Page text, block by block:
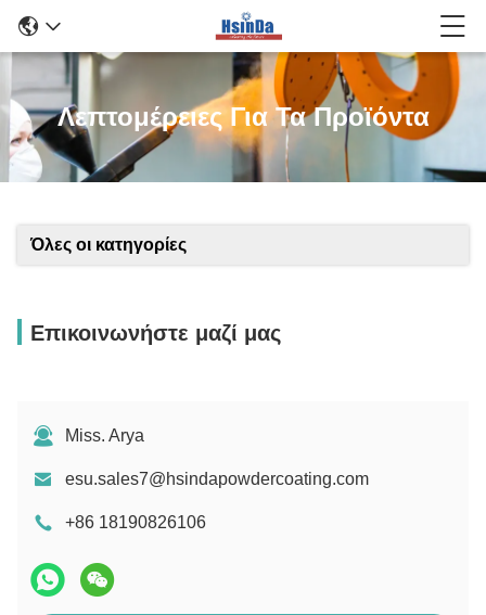
Λεπτομέρειες Για Τα Προϊόντα
Όλες οι κατηγορίες
Επικοινωνήστε μαζί μας
Miss. Arya
esu.sales7@hsindapowdercoating.com
+86 18190826106